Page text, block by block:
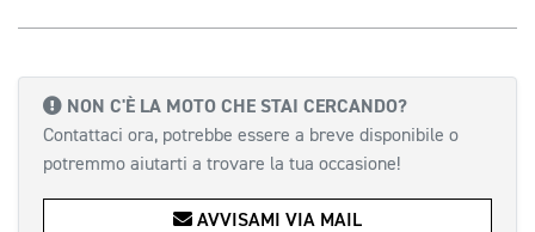
NON C'È LA MOTO CHE STAI CERCANDO?
Contattaci ora, potrebbe essere a breve disponibile o
potremmo aiutarti a trovare la tua occasione!
AVVISAMI VIA MAIL